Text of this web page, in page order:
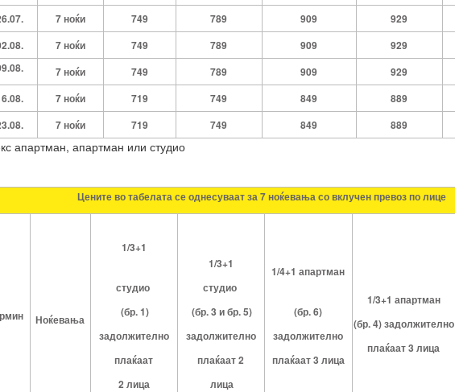
. 7 ноќи 749 789 909 929
. 7 ноќи 749 789 909 929
. 7 ноќи 749 789 909 929
. 7 ноќи 719 749 849 889
3.08. 7 ноќи 719 749 849 889
апартман, апартман или студио
Ценитевотабелатасеоднесуваатза 7 ноќевањасовклученпревозполице
Ноќевања
1/3+1
студио
(бр.1)
задолжително
плаќаат
2 лица
1/3+1
студио
(бр. 3 ибр.5)
задолжително
плаќаат 2
лица
1/4+1 апартман
(бр.6)
задолжително
плаќаат 3 лица
1/3+1 апартман
(бр.4)задолжително
плаќаат 3 лица